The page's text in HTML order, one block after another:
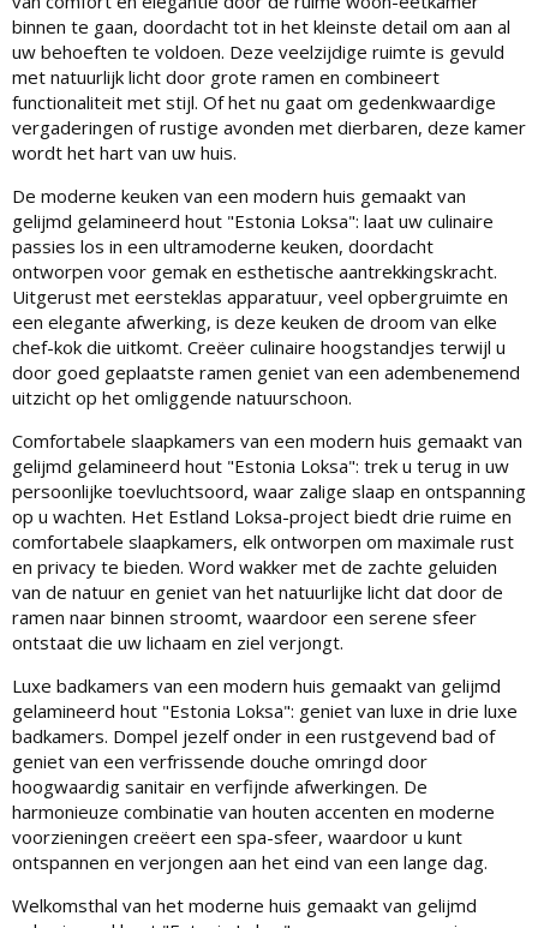
binnen te gaan, doordacht tot in het kleinste detail om aan al
uw behoeften te voldoen. Deze veelzijdige ruimte is gevuld
met natuurlijk licht door grote ramen en combineert
functionaliteit met stijl. Of het nu gaat om gedenkwaardige
vergaderingen of rustige avonden met dierbaren, deze kamer
wordt het hart van uw huis.
De moderne keuken van een modern huis gemaakt van
gelijmd gelamineerd hout "Estonia Loksa": laat uw culinaire
passies los in een ultramoderne keuken, doordacht
ontworpen voor gemak en esthetische aantrekkingskracht.
Uitgerust met eersteklas apparatuur, veel opbergruimte en
een elegante afwerking, is deze keuken de droom van elke
chef-kok die uitkomt. Creëer culinaire hoogstandjes terwijl u
door goed geplaatste ramen geniet van een adembenemend
uitzicht op het omliggende natuurschoon.
Comfortabele slaapkamers van een modern huis gemaakt van
gelijmd gelamineerd hout "Estonia Loksa": trek u terug in uw
persoonlijke toevluchtsoord, waar zalige slaap en ontspanning
op u wachten. Het Estland Loksa-project biedt drie ruime en
comfortabele slaapkamers, elk ontworpen om maximale rust
en privacy te bieden. Word wakker met de zachte geluiden
van de natuur en geniet van het natuurlijke licht dat door de
ramen naar binnen stroomt, waardoor een serene sfeer
ontstaat die uw lichaam en ziel verjongt.
Luxe badkamers van een modern huis gemaakt van gelijmd
gelamineerd hout "Estonia Loksa": geniet van luxe in drie luxe
badkamers. Dompel jezelf onder in een rustgevend bad of
geniet van een verfrissende douche omringd door
hoogwaardig sanitair en verfijnde afwerkingen. De
harmonieuze combinatie van houten accenten en moderne
voorzieningen creëert een spa-sfeer, waardoor u kunt
ontspannen en verjongen aan het eind van een lange dag.
Welkomsthal van het moderne huis gemaakt van gelijmd